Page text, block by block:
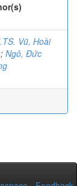
Vũ, Hoài
; Ngô, Đức